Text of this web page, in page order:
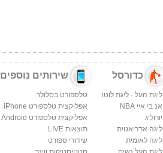
כדורסל
ליגת העל - ליגת לוטו
אנ בי איי NBA
יורוליג
ליגה אדריאטית
ליגה לאומית
שירותים נוספים
טלספורט בסלולר
אפליקצית טלספורט iPhone
אפליקצית טלספורט Android
תוצאות LIVE
שידורי ספורט